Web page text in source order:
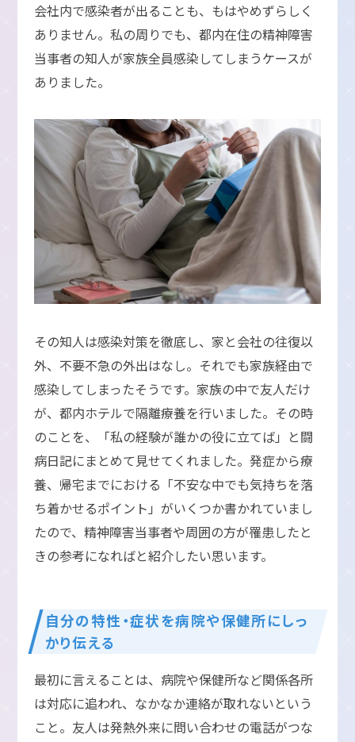
会社内で感染者が出ることも、もはやめずらしく
ありません。私の周りでも、都内在住の精神障害
当事者の知人が家族全員感染してしまうケースが
ありました。
その知人は感染対策を徹底し、家と会社の往復以
外、不要不急の外出はなし。それでも家族経由で
感染してしまったそうです。家族の中で友人だけ
が、都内ホテルで隔離療養を行いました。その時
のことを、「私の経験が誰かの役に立てば」と闘
病日記にまとめて見せてくれました。発症から療
養、帰宅までにおける「不安な中でも気持ちを落
ち着かせるポイント」がいくつか書かれていまし
たので、精神障害当事者や周囲の方が罹患したと
きの参考になればと紹介したい思います。
自分の特性・症状を病院や保健所にしっ
かり伝える
最初に言えることは、病院や保健所など関係各所
は対応に追われ、なかなか連絡が取れないという
こと。友人は発熱外来に問い合わせの電話がつな